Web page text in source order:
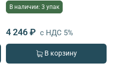
В наличии: 3 упак
4 246 ₽ с НДС 5%
В корзину